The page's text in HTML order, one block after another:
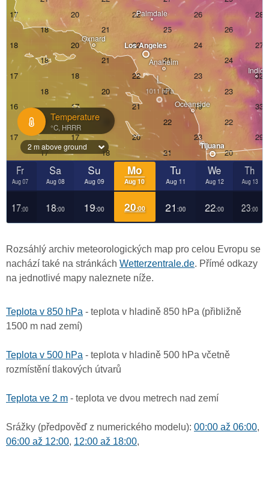
Rozsáhlý archiv meteorologických map pro celou Evropu se
nachází také na stránkách Wetterzentrale.de. Přímé odkazy
na jednotlivé mapy naleznete níže.
Teplota v 850 hPa - teplota v hladině 850 hPa (přibližně
1500 m nad zemí)
Teplota v 500 hPa - teplota v hladině 500 hPa včetně
rozmístění tlakových útvarů
Teplota ve 2 m - teplota ve dvou metrech nad zemí
Srážky (předpověď z numerického modelu): 00:00 až 06:00,
06:00 až 12:00, 12:00 až 18:00,